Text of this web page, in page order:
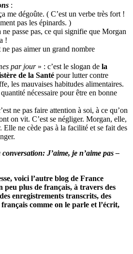
:
me dégoûte. ( C’est un verbe très fort !
pas les épinards. )
ne passe pas, ce qui signifie que Morgan
!
ne pas aimer un grand nombre
par jour» : c’est le slogan de la
de la Santé pour lutter contre
les mauvaises habitudes alimentaires.
nécessaire pour être en bonne
ne pas faire attention à soi, à ce qu’on
on vit. C’est se négliger. Morgan, elle,
Elle ne cède pas à la facilité et se fait des
J’aime, je n’aime pas –
voici l’autre blog de France
peu plus de français, à travers des
enregistrements transcrits, des
comme on le parle et l’écrit,